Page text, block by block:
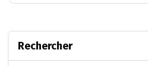
Rechercher